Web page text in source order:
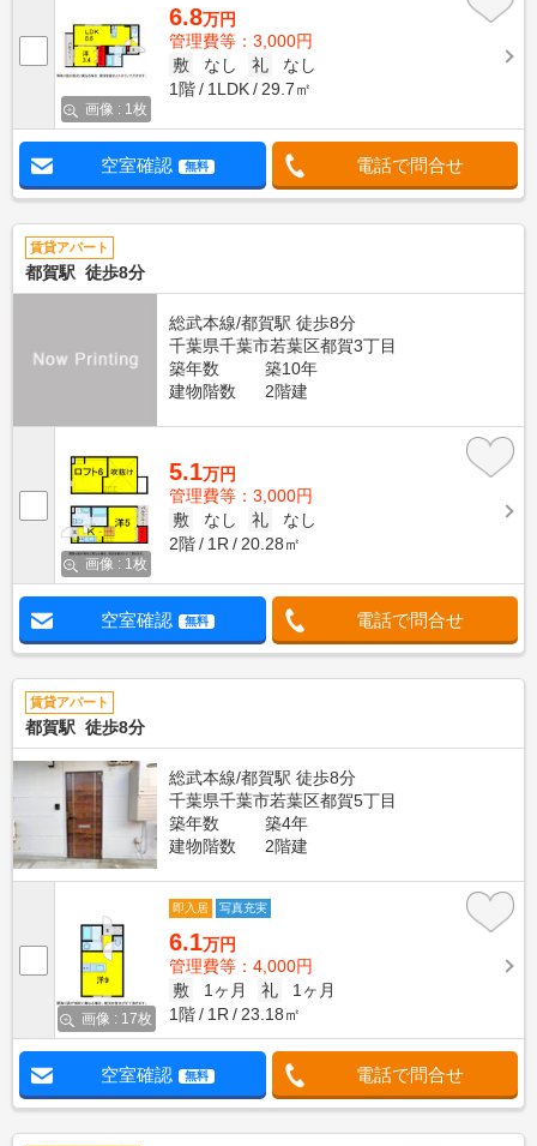
画像 : 1枚
6.8万円
管理費等：3,000円
敷
なし 礼
なし
1階
1LDK 29.7㎡
空室確認 無料 電話で問合せ
賃貸アパート
都賀駅 徒歩8分
総武本線/都賀駅 徒歩8分
千葉県千葉市若葉区都賀3丁目
築年数
築10年
建物階数
2階建
画像 : 1枚
5.1万円
管理費等：3,000円
敷
なし 礼
なし
2階
1R 20.28㎡
空室確認 無料 電話で問合せ
賃貸アパート
都賀駅 徒歩8分
総武本線/都賀駅 徒歩8分
千葉県千葉市若葉区都賀5丁目
築年数
築4年
建物階数
2階建
画像 : 17枚
即入居 写真充実
6.1万円
管理費等：4,000円
敷
1ヶ月 礼
1ヶ月
1階
1R 23.18㎡
空室確認 無料 電話で問合せ